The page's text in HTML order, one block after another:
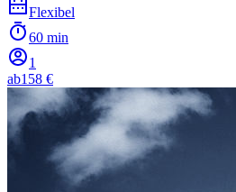
Flexibel
60 min
1
ab158 €